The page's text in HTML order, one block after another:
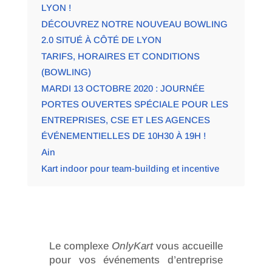
LYON !
DÉCOUVREZ NOTRE NOUVEAU BOWLING
2.0 SITUÉ À CÔTÉ DE LYON
TARIFS, HORAIRES ET CONDITIONS
(BOWLING)
MARDI 13 OCTOBRE 2020 : JOURNÉE
PORTES OUVERTES SPÉCIALE POUR LES
ENTREPRISES, CSE ET LES AGENCES
ÉVÉNEMENTIELLES DE 10H30 À 19H !
Ain
Kart indoor pour team-building et incentive
Le complexe OnlyKartvous accueille
pour vos événements d’entreprise